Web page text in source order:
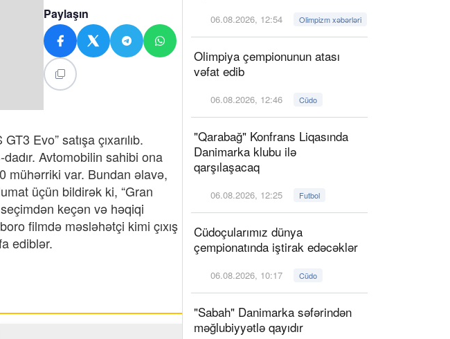
Paylaşın
Evo” satışa çıxarılıb.
Avtomobilin sahibi ona
mühərriki var. Bundan əlavə,
üçün bildirək ki, “Gran
keçən və həqiqi
filmdə məsləhətçi kimi çıxış
ediblər.
06.08.2026, 12:54 Olimpizm xəbərləri
Olimpiya çempionunun atası
vəfat edib
06.08.2026, 12:46 Cüdo
"Qarabağ" Konfrans Liqasında
Danimarka klubu ilə
qarşılaşacaq
06.08.2026, 12:25 Futbol
Cüdoçularımız dünya
çempionatında iştirak edəcəklər
06.08.2026, 10:17 Cüdo
"Sabah" Danimarka səfərindən
məğlubiyyətlə qayıdır